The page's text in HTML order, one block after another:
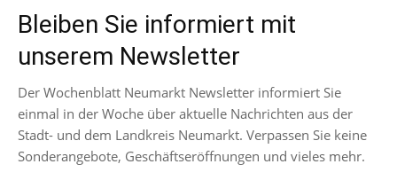
Bleiben Sie informiert mit
unserem Newsletter
Der Wochenblatt Neumarkt Newsletter informiert Sie
einmal in der Woche über aktuelle Nachrichten aus der
Stadt- und dem Landkreis Neumarkt. Verpassen Sie keine
Sonderangebote, Geschäftseröffnungen und vieles mehr.